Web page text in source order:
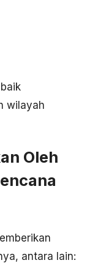
wilayah
Oleh
antara lain: